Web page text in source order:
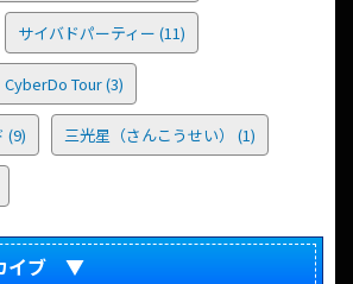
サイバドパーティー (11)
CyberDo Tour(3)
(9) 三光星（さんこうせい） (1)
イブ ▼